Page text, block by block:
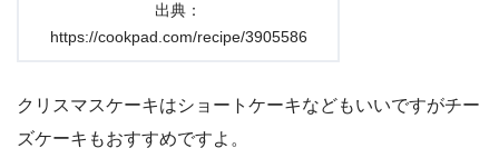
出典：
https://cookpad.com/recipe/3905586
クリスマスケーキはショートケーキなどもいいですがチー
ズケーキもおすすめですよ。